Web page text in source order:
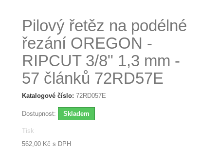
Pilový řetěz na podélné
řezání OREGON -
RIPCUT 3/8" 1,3 mm -
57 článků 72RD57E
Katalogové číslo: 72RD057E
Dostupnost: Skladem
Tisk
562,00 Kč s DPH